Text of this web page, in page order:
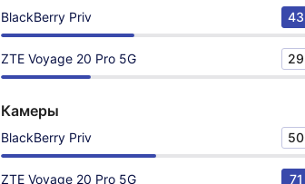
BlackBerry Priv 43
ZTE Voyage 20 Pro 5G 29
Камеры
BlackBerry Priv 50
ZTE Voyage 20 Pro 5G 71